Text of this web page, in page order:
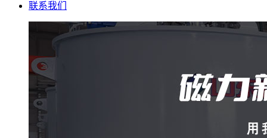
联系我们